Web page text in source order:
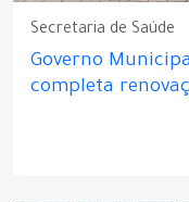
Secretaria de Saúde
Governo
completa